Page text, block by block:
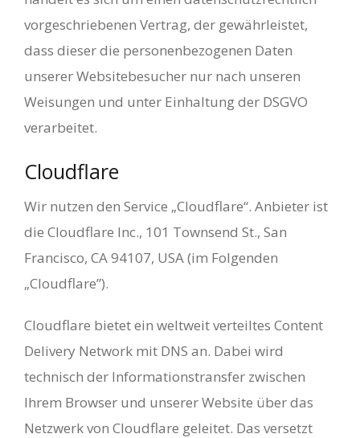
vorgeschriebenen Vertrag, der gewährleistet,
dass dieser die personenbezogenen Daten
unserer Websitebesucher nur nach unseren
Weisungen und unter Einhaltung der DSGVO
verarbeitet.
Cloudflare
Wir nutzen den Service „Cloudflare“. Anbieter ist
die Cloudflare Inc., 101 Townsend St., San
Francisco, CA 94107, USA (im Folgenden
„Cloudflare”).
Cloudflare bietet ein weltweit verteiltes Content
Delivery Network mit DNS an. Dabei wird
technisch der Informationstransfer zwischen
Ihrem Browser und unserer Website über das
Netzwerk von Cloudflare geleitet. Das versetzt